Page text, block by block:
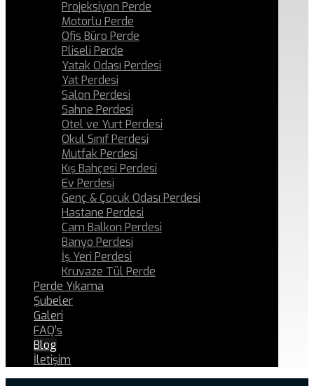
Projeksiyon Perde
Motorlu Perde
Ofis Büro Perde
Pliseli Perde
Yatak Odası Perdesi
Yat Perdesi
Salon Perdesi
Sahne Perdesi
Otel ve Yurt Perdesi
Okul Sınıf Perdesi
Mutfak Perdesi
Kış Bahçesi Perdesi
Ev Perdesi
Genç & Çocuk Odası Perdesi
Hastane Perdesi
Cam Balkon Perdesi
Banyo Perdesi
İş Yeri Perdesi
Kruvaze Tül Perde
Perde Yıkama
Şubeler
Galeri
FAQ’s
Blog
İletişim